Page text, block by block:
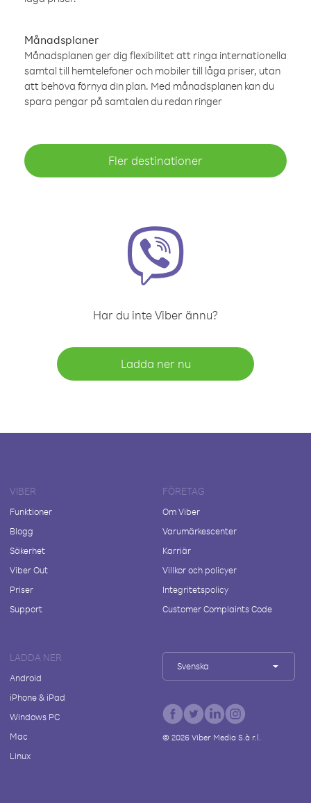
Månadsplaner
Månadsplanen ger dig flexibilitet att ringa internationella
samtal till hemtelefoner och mobiler till låga priser, utan
att behöva förnya din plan. Med månadsplanen kan du
spara pengar på samtalen du redan ringer
Fler destinationer
Har du inte Viber ännu?
Ladda ner nu
VIBER
Funktioner
Blogg
Säkerhet
Viber Out
Priser
Support
FÖRETAG
Om Viber
Varumärkescenter
Karriär
Villkor och policyer
Integritetspolicy
Customer Complaints Code
LADDA NER
Android
iPhone & iPad
Windows PC
Mac
Linux
Svenska
© 2026Viber Media S.à r.l.